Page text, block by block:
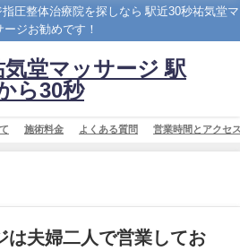
圧整体治療院を探しなら 駅近30秒祐気堂マ
ージお勧めです！
気堂マッサージ 駅
ら30秒
施術料金 よくある質問 営業時間とアクセ
は夫婦二人で営業してお